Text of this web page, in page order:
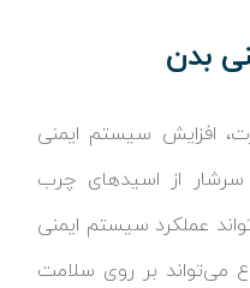
بدن
افزایش سیستم ایمنی
از اسیدهای چرب
۶ است و می‌تواند عملکرد سیستم ایمنی
می‌تواند بر روی سلامت